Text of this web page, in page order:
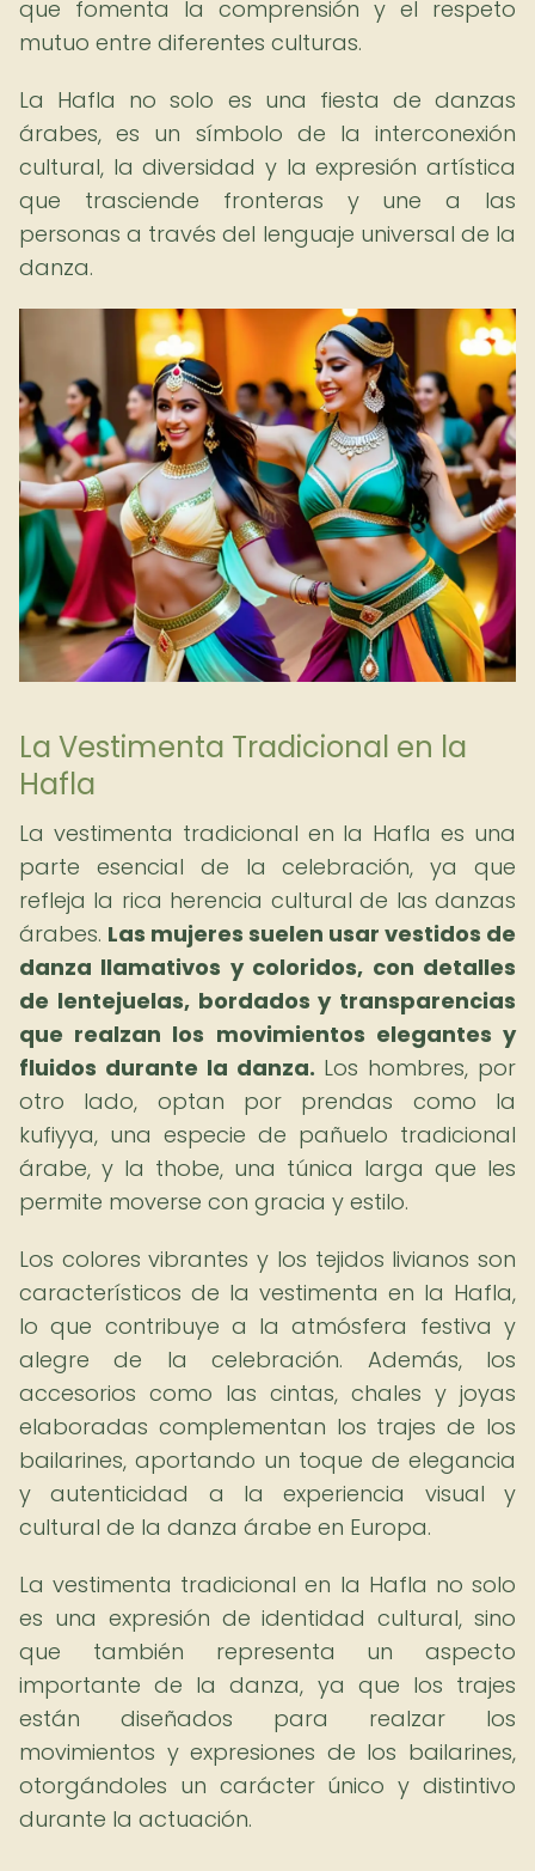
que fomenta la comprensión y el respeto
mutuo entre diferentes culturas.
La Hafla no solo es una fiesta de danzas
árabes, es un símbolo de la interconexión
cultural, la diversidad y la expresión artística
que trasciende fronteras y une a las
personas a través del lenguaje universal de la
danza.
La Vestimenta Tradicional en la
Hafla
La vestimenta tradicional en la Hafla es una
parte esencial de la celebración, ya que
refleja la rica herencia cultural de las danzas
árabes. Las mujeres suelen usar vestidos de
danza llamativos y coloridos, con detalles
de lentejuelas, bordados y transparencias
que realzan los movimientos elegantes y
fluidos durante la danza. Los hombres, por
otro lado, optan por prendas como la
kufiyya, una especie de pañuelo tradicional
árabe, y la thobe, una túnica larga que les
permite moverse con gracia y estilo.
Los colores vibrantes y los tejidos livianos son
característicos de la vestimenta en la Hafla,
lo que contribuye a la atmósfera festiva y
alegre de la celebración. Además, los
accesorios como las cintas, chales y joyas
elaboradas complementan los trajes de los
bailarines, aportando un toque de elegancia
y autenticidad a la experiencia visual y
cultural de la danza árabe en Europa.
La vestimenta tradicional en la Hafla no solo
es una expresión de identidad cultural, sino
que también representa un aspecto
importante de la danza, ya que los trajes
están diseñados para realzar los
movimientos y expresiones de los bailarines,
otorgándoles un carácter único y distintivo
durante la actuación.